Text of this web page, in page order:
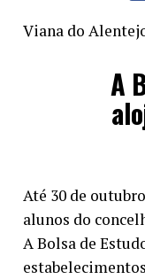
Viana do
A
Até 30 de
alunos do
A Bolsa de